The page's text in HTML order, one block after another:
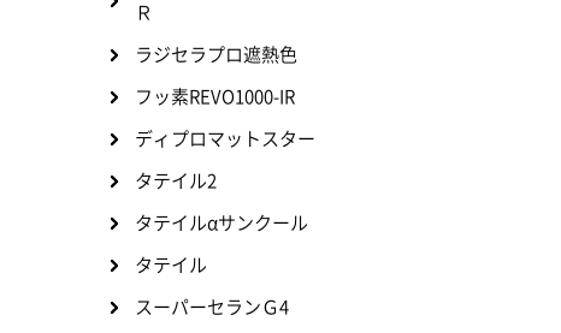
Ｒ
ラジセラプロ遮熱色
フッ素REVO1000-IR
ディプロマットスター
タテイル2
タテイルαサンクール
タテイル
スーパーセランＧ4